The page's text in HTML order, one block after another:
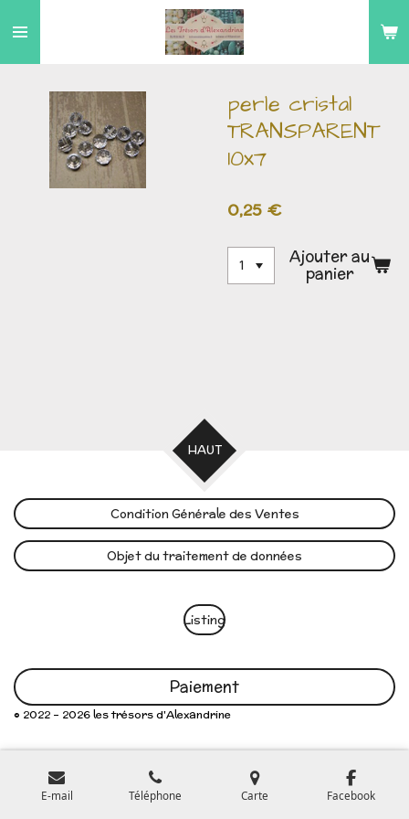
au
perle cristal
TRANSPARENT
10x7
0,25 €
Ajouter au
panier
HAUT
Condition Générale des Ventes
Objet du traitement de données
Listing
Paiement
© 2022 - 2026 les trésors d'Alexandrine
E-mail Téléphone Carte Facebook